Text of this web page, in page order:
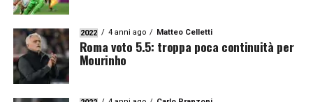
2022 4 anni ago Matteo Celletti
Roma voto 5.5: troppa poca continuità per
Mourinho